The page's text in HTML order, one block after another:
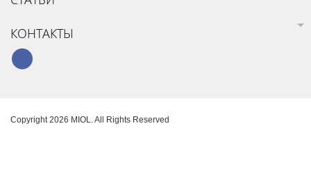
КОНТАКТЫ
Copyright 2026 MIOL. All Rights Reserved